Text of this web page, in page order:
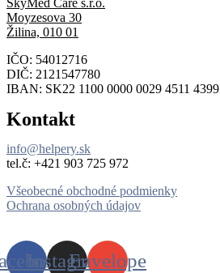
Moyzesova 30
Žilina, 010 01
IČO: 54012716
DIČ: 2121547780
IBAN: SK22 1100 0000 0029 4511 4399
Kontakt
info@helpery.sk
tel.č: ‪+421 903 725 972
Všeobecné obchodné podmienky
Ochrana osobných údajov
InstagramEnvelope